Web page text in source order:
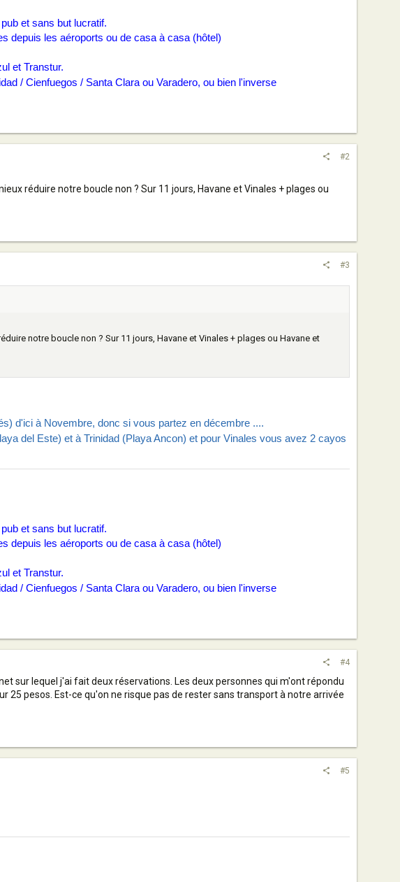
et sans but lucratif.
depuis les aéroports ou de casa à casa (hôtel)
et Transtur.
/ Cienfuegos / Santa Clara ou Varadero, ou bien l'inverse
#2
réduire notre boucle non ? Sur 11 jours, Havane et Vinales + plages ou
#3
notre boucle non ? Sur 11 jours, Havane et Vinales + plages ou Havane et
d'ici à Novembre, donc si vous partez en décembre ....
del Este) et à Trinidad (Playa Ancon) et pour Vinales vous avez 2 cayos
et sans but lucratif.
depuis les aéroports ou de casa à casa (hôtel)
et Transtur.
/ Cienfuegos / Santa Clara ou Varadero, ou bien l'inverse
#4
sur lequel j'ai fait deux réservations. Les deux personnes qui m'ont répondu
pesos. Est-ce qu'on ne risque pas de rester sans transport à notre arrivée
#5